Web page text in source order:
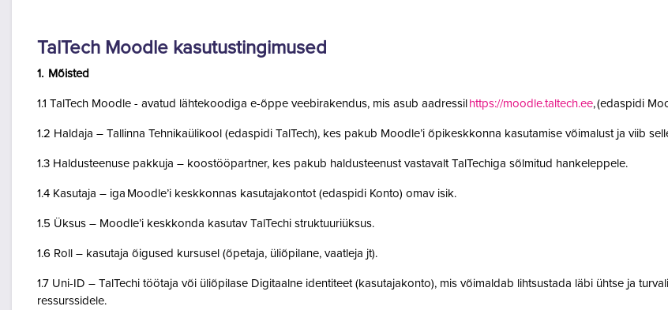
TalTech Moodle kasutustingimused
1. Mõisted
1.1 TalTech Moodle - avatud lähtekoodiga e-õppe veebirakendus, mis asub aadressil https://moodle.taltech.ee, (edaspidi
1.2 Haldaja – Tallinna Tehnikaülikool (edaspidi TalTech), kes pakub Moodle’i õpikeskkonna kasutamise võimalust ja viib
1.3 Haldusteenuse pakkuja – koostööpartner, kes pakub haldusteenust vastavalt TalTechiga sõlmitud hankeleppele.
1.4 Kasutaja – iga Moodle’i keskkonnas kasutajakontot (edaspidi Konto) omav isik.
1.5 Üksus – Moodle’i keskkonda kasutav TalTechi struktuuriüksus.
1.6 Roll – kasutaja õigused kursusel (õpetaja, üliõpilane, vaatleja jt).
1.7 Uni-ID – TalTechi töötaja või üliõpilase Digitaalne identiteet (kasutajakonto), mis võimaldab lihtsustada läbi ühtse ja
ressurssidele.